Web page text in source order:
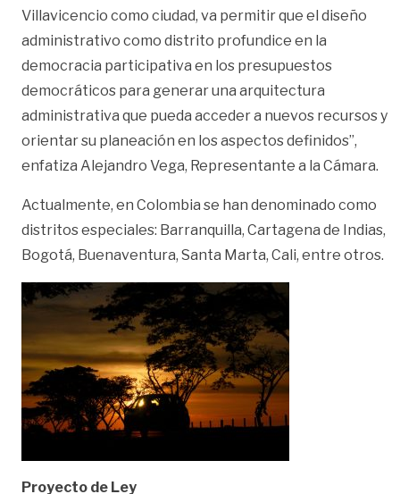
Villavicencio como ciudad, va permitir que el diseño
administrativo como distrito profundice en la
democracia participativa en los presupuestos
democráticos para generar una arquitectura
administrativa que pueda acceder a nuevos recursos y
orientar su planeación en los aspectos definidos”,
enfatiza Alejandro Vega, Representante a la Cámara.
Actualmente, en Colombia se han denominado como
distritos especiales: Barranquilla, Cartagena de Indias,
Bogotá, Buenaventura, Santa Marta, Cali, entre otros.
Proyecto de Ley